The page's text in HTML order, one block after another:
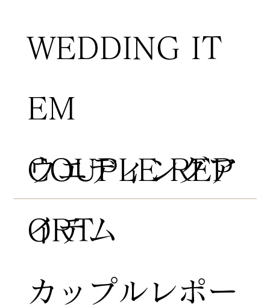
COUPLE REP
ORT
​カップルレポー
WEDDING IT
EM
​ウエディングア
イテム